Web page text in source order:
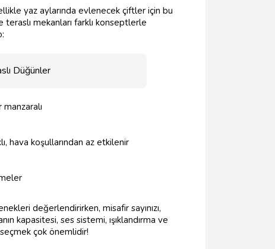
yaz aylarında evlenecek çiftler için bu
teraslı mekanları farklı konseptlerle
Düğünler
manzaralı
hava koşullarından az etkilenir
değerlendirirken, misafir sayınızı,
kapasitesi, ses sistemi, ışıklandırma ve
çok önemlidir!